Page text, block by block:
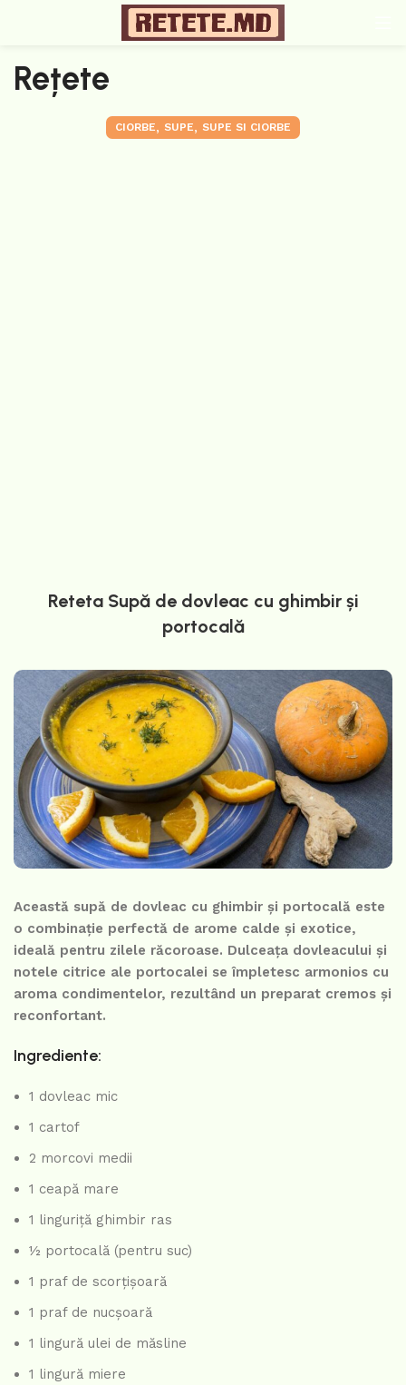
Rețete
CIORBE, SUPE, SUPE SI CIORBE
Reteta Supă de dovleac cu ghimbir și
portocală
Această supă de dovleac cu ghimbir și portocală este
o combinație perfectă de arome calde și exotice,
ideală pentru zilele răcoroase. Dulceața dovleacului și
notele citrice ale portocalei se împletesc armonios cu
aroma condimentelor, rezultând un preparat cremos și
reconfortant.
Ingrediente:
1 dovleac mic
1 cartof
2 morcovi medii
1 ceapă mare
1 linguriță ghimbir ras
½ portocală (pentru suc)
1 praf de scorțișoară
1 praf de nucșoară
1 lingură ulei de măsline
1 lingură miere